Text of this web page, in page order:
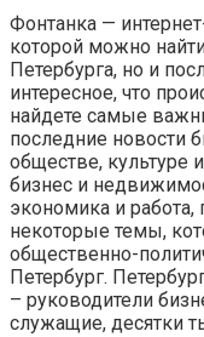
Фонтанка —
которой можно
Петербурга, но и
интересное, что
найдете самые
последние новости
обществе, культуре
бизнес и
экономика и
некоторые темы,
общественно-
Петербург.
– руководители
служащие, десятки